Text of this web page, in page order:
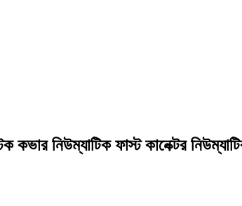
কভার নিউম্যাটিক ফাস্ট কানেক্টর